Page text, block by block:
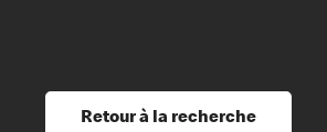
et perfectionnement
du savoirRetour à la recherche